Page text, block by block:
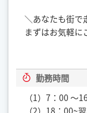
＼あなたも街で
まずはお気軽に
勤務時間
（1）7：00 ～
（2）18：00~